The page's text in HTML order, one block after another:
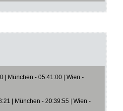
| München - 05:41:00 | Wien -
| München - 20:39:55 | Wien -